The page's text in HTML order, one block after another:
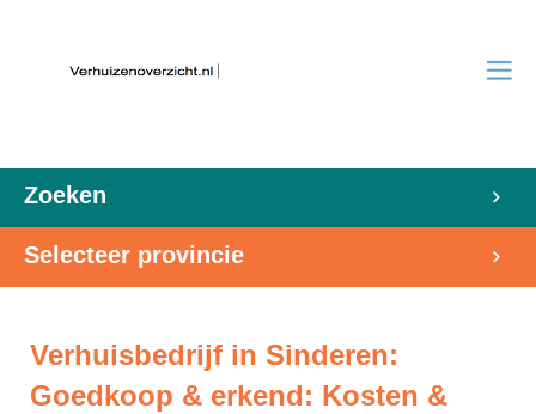
Zoeken
Selecteer provincie
Verhuisbedrijf in Sinderen:
Goedkoop & erkend: Kosten &